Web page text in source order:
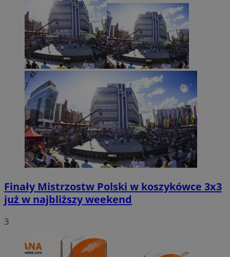
Finały Mistrzostw Polski w koszykówce 3x3
już w najbliższy weekend
3